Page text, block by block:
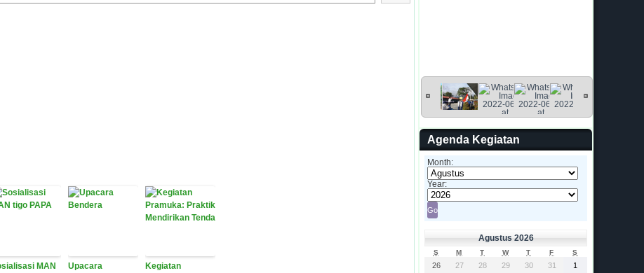
MAN
Upacara
Kegiatan
Agenda Kegiatan
Month:
Year:
Agustus 2026
S M T W T F S
26 27 28 29 30 31 1